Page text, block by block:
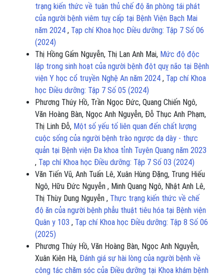
trạng kiến thức về tuân thủ chế độ ăn phòng tái phát
của người bệnh viêm tuỵ cấp tại Bệnh Viện Bạch Mai
năm 2024 , Tạp chí Khoa học Điều dưỡng: Tập 7 Số 06
(2024)
Thị Hồng Gấm Nguyễn, Thị Lan Anh Mai, Mức độ độc
lập trong sinh hoạt của người bệnh đột quỵ não tại Bệnh
viện Y học cổ truyền Nghệ An năm 2024 , Tạp chí Khoa
học Điều dưỡng: Tập 7 Số 05 (2024)
Phương Thúy Hồ, Trần Ngọc Đức, Quang Chiến Ngô,
Văn Hoàng Bàn, Ngọc Anh Nguyễn, Đỗ Thục Anh Phạm,
Thị Linh Đỗ, Một số yếu tố liên quan đến chất lượng
cuộc sống của người bệnh trào ngược dạ dày - thực
quản tại Bệnh viện Đa khoa tỉnh Tuyên Quang năm 2023
, Tạp chí Khoa học Điều dưỡng: Tập 7 Số 03 (2024)
Văn Tiến Vũ, Anh Tuấn Lê, Xuân Hùng Đặng, Trung Hiếu
Ngô, Hữu Đức Nguyễn , Minh Quang Ngô, Nhật Anh Lê,
Thị Thùy Dung Nguyễn , Thực trạng kiến thức về chế
độ ăn của người bệnh phẫu thuật tiêu hóa tại Bệnh viện
Quân y 103 , Tạp chí Khoa học Điều dưỡng: Tập 8 Số 06
(2025)
Phương Thúy Hồ, Văn Hoàng Bàn, Ngọc Anh Nguyễn,
Xuân Kiên Hà, Đánh giá sự hài lòng của người bệnh về
công tác chăm sóc của Điều dưỡng tại Khoa khám bệnh